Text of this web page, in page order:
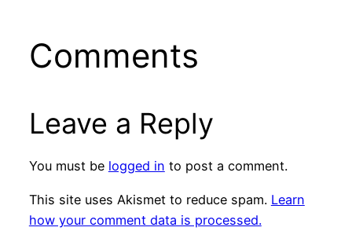
Comments
Leave a Reply
You must be logged in to post a comment.
This site uses Akismet to reduce spam. Learn
how your comment data is processed.